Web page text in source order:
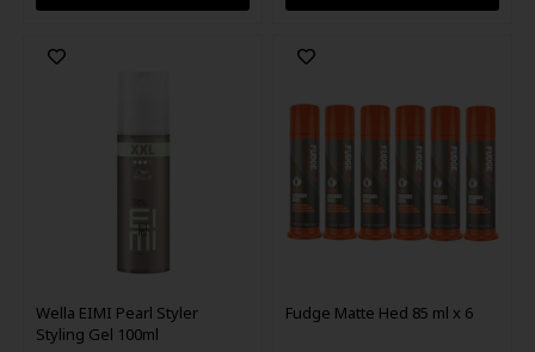
Wella EIMI Pearl Styler
Styling Gel 100ml
Fudge Matte Hed 85 ml x 6